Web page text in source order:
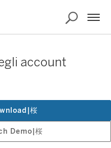
account
Demo|桜
桜